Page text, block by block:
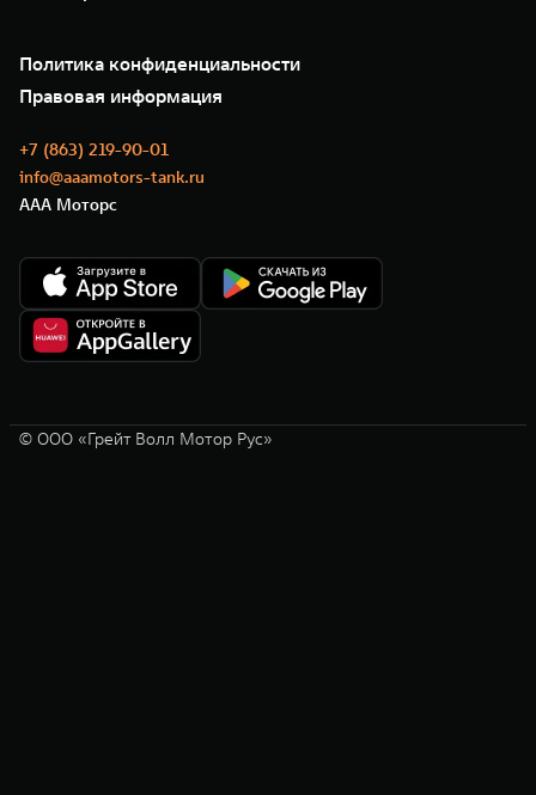
Зарядные станции
Сервис
Нулевое ТО
Моторные масла
35 лет GWM
GWM ТЕХ ДЕНЬ
Новости
Политика конфиденциальности
Правовая информация
+7 (863) 219-90-01
info@aaamotors-tank.ru
ААА Моторс
© ООО «Грейт Волл Мотор Рус»